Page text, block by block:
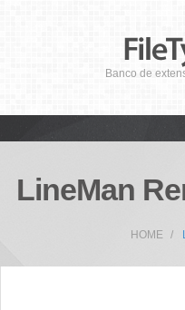
Banco de
LineMan
HOME